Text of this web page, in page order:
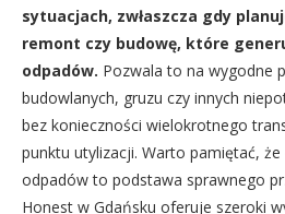
sytuacjach, zwłaszcza gdy
remont czy budowę, które
odpadów. Pozwala to na wygodne
budowlanych, gruzu czy innych
bez konieczności wielokrotnego
punktu utylizacji. Warto pamiętać,
odpadów to podstawa sprawnego
Honest w Gdańsku oferuje szeroki